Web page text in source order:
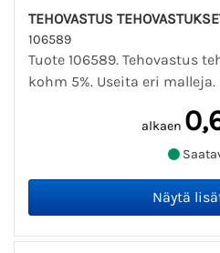
TEHOVASTUS
106589
Tuote 106589. Tehovastus
kohm 5%. Useita eri malleja.
alkaen